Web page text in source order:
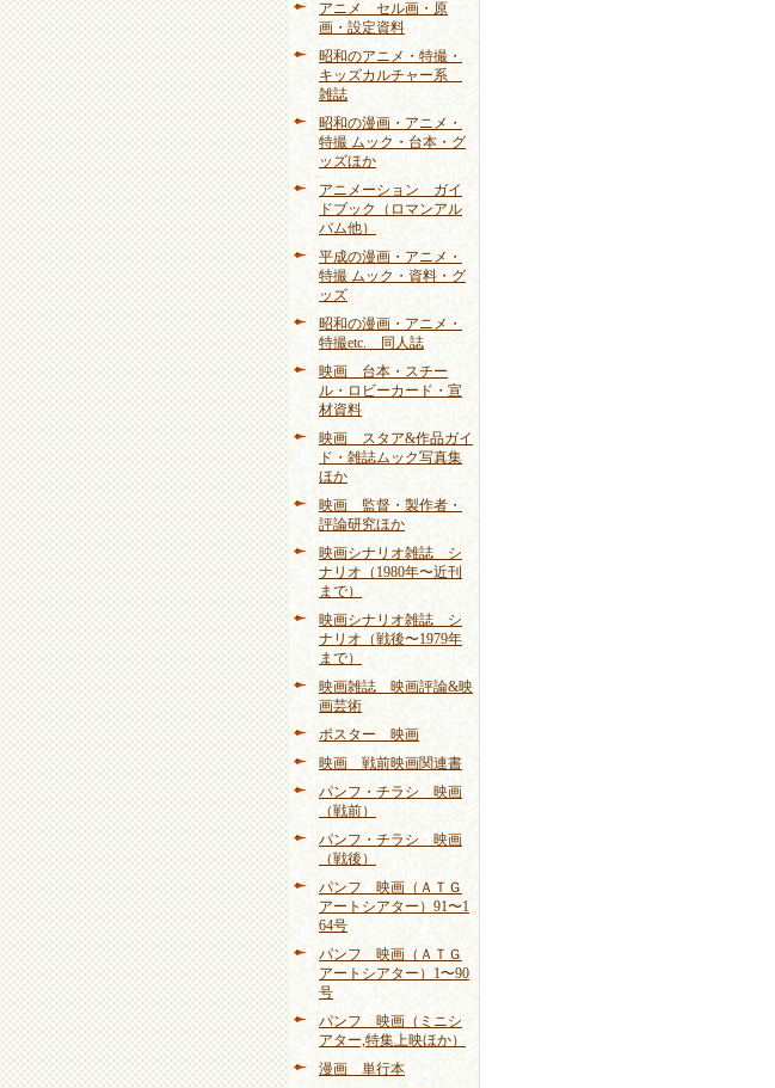
アニメ セル画・原
画・設定資料
昭和のアニメ・特撮・
キッズカルチャー系
雑誌
昭和の漫画・アニメ・
特撮 ムック・台本・グ
ッズほか
アニメーション ガイ
ドブック（ロマンアル
バム他）
平成の漫画・アニメ・
特撮 ムック・資料・グ
ッズ
昭和の漫画・アニメ・
特撮etc. 同人誌
映画 台本・スチー
ル・ロビーカード・宣
材資料
映画 スタア&作品ガイ
ド・雑誌ムック写真集
ほか
映画 監督・製作者・
評論研究ほか
映画シナリオ雑誌 シ
ナリオ（1980年〜近刊
まで）
映画シナリオ雑誌 シ
ナリオ（戦後〜1979年
まで）
映画雑誌 映画評論&映
画芸術
ポスター 映画
映画 戦前映画関連書
パンフ・チラシ 映画
（戦前）
パンフ・チラシ 映画
（戦後）
パンフ 映画（ＡＴＧ
アートシアター）91〜1
64号
パンフ 映画（ＡＴＧ
アートシアター）1〜90
号
パンフ 映画（ミニシ
アター,特集上映ほか）
漫画 単行本